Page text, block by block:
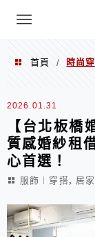
選單
首頁 / 時尚
時尚穿搭
2026.01.31
【台北板橋
質感婚紗租
心首選！
服飾︱穿搭, 居